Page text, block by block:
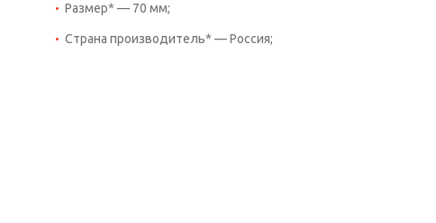
Размер* — 70 мм;
Страна производитель* — Россия;